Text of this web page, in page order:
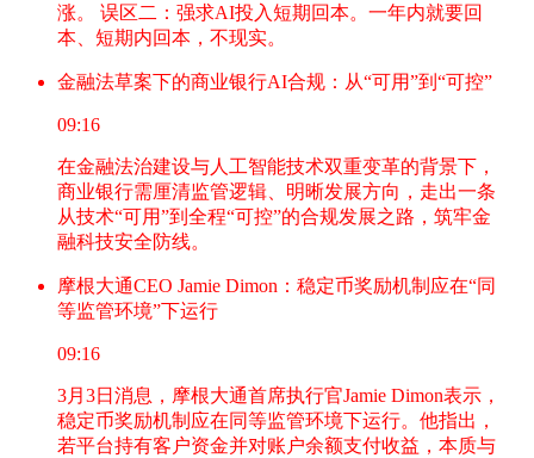
涨。 误区二：强求AI投入短期回本。一年内就要回
本、短期内回本，不现实。
金融法草案下的商业银行AI合规：从“可用”到“可控”
09:16
在金融法治建设与人工智能技术双重变革的背景下，
商业银行需厘清监管逻辑、明晰发展方向，走出一条
从技术“可用”到全程“可控”的合规发展之路，筑牢金
融科技安全防线。
摩根大通CEO Jamie Dimon：稳定币奖励机制应在“同
等监管环境”下运行
09:16
3月3日消息，摩根大通首席执行官Jamie Dimon表示，
稳定币奖励机制应在同等监管环境下运行。他指出，
若平台持有客户资金并对账户余额支付收益，本质与